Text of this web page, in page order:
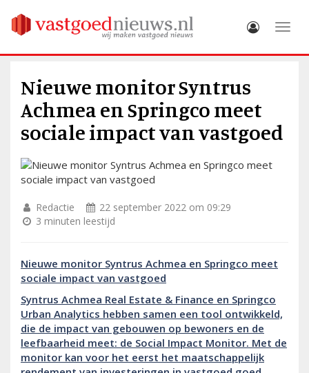
Nieuwe monitor Syntrus
Achmea en Springco meet
sociale impact van vastgoed
Redactie
22 september 2022 om 09:29
3 minuten leestijd
Nieuwe monitor Syntrus Achmea en Springco meet
sociale impact van vastgoed
Syntrus Achmea Real Estate & Finance en Springco
Urban Analytics hebben samen een tool ontwikkeld,
die de impact van gebouwen op bewoners en de
leefbaarheid meet: de Social Impact Monitor. Met de
monitor kan voor het eerst het maatschappelijk